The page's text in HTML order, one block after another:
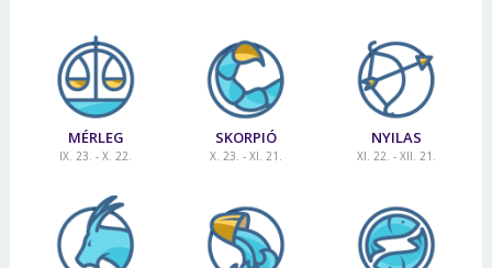
MÉRLEG
IX. 23. - X. 22.
SKORPIÓ
X. 23. - XI. 21.
NYILAS
XI. 22. - XII. 21.